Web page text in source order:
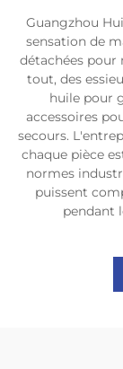
Guangzhou
sensation de
détachées pour
tout, des
huile pour
accessoires
secours.
chaque pièce
normes
puissent
pendant